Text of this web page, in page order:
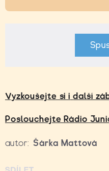
Vyzkoušejte si i další
Poslouchejte Rádio
autor: Šárka Mattová